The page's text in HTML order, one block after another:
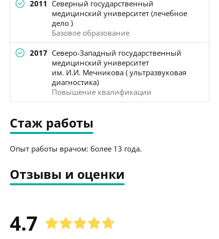
2011 Северный государственный
медицинский университет (лечебное
дело )
Базовое образование
2017 Северо-Западный государственный
медицинский университет
им. И.И. Мечникова ( ультразвуковая
диагностика)
Повышение квалификации
Стаж работы
Опыт работы врачом: более 13 года.
Отзывы и оценки
4.7